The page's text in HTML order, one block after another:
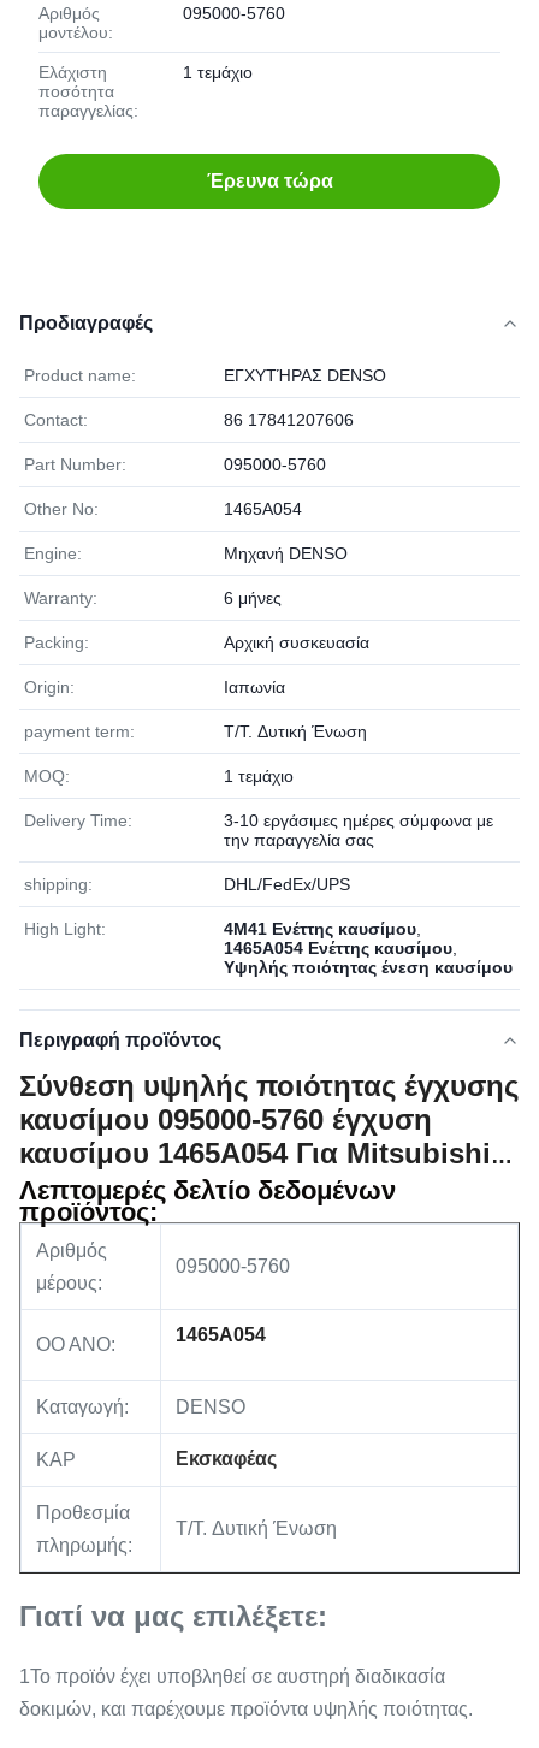
Αριθμός
μοντέλου:
095000-5760
Ελάχιστη
ποσότητα
παραγγελίας:
1 τεμάχιο
Έρευνα τώρα
Προδιαγραφές
Product name: ΕΓΧΥΤΉΡΑΣ DENSO
Contact: 86 17841207606
Part Number: 095000-5760
Other No: 1465A054
Engine: Μηχανή DENSO
Warranty: 6 μήνες
Packing: Αρχική συσκευασία
Origin: Ιαπωνία
payment term: T/T. Δυτική Ένωση
MOQ: 1 τεμάχιο
Delivery Time:
3-10 εργάσιμες ημέρες σύμφωνα με
την παραγγελία σας
shipping: DHL/FedEx/UPS
High Light: 4M41 Ενέττης καυσίμου
1465Α054 Ενέττης καυσίμου
Υψηλής ποιότητας ένεση καυσίμου
Περιγραφή προϊόντος
Σύνθεση υψηλής ποιότητας έγχυσης
καυσίμου 095000-5760 έγχυση
καυσίμου 1465A054 Για Mitsubishi
Pajero 4M41
Λεπτομερές δελτίο δεδομένων
προϊόντος:
Αριθμός
μέρους:
095000-5760
ΟΟ ΑΝΟ: 1465Α054
Καταγωγή: DENSO
ΚΑΡ Εκσκαφέας
Προθεσμία
πληρωμής:
T/T. Δυτική Ένωση
Γιατί να μας επιλέξετε:
1Το προϊόν έχει υποβληθεί σε αυστηρή διαδικασία
δοκιμών, και παρέχουμε προϊόντα υψηλής ποιότητας.